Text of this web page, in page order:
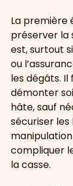
La première
préserver la
est, surtout
ou
les dégâts.
démonter
hâte, sauf
sécuriser les
compliquer
la casse.